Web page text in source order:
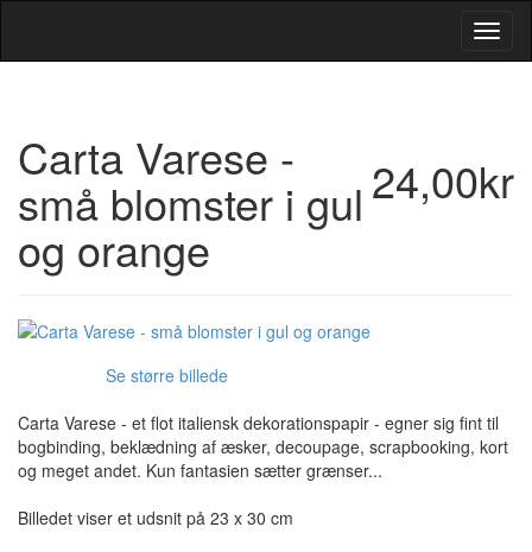
24,00kr
Carta Varese -
små blomster i gul
og orange
Se større billede
Carta Varese - et flot italiensk dekorationspapir - egner sig fint til
bogbinding, beklædning af æsker, decoupage, scrapbooking, kort
og meget andet. Kun fantasien sætter grænser...
Billedet viser et udsnit på 23 x 30 cm